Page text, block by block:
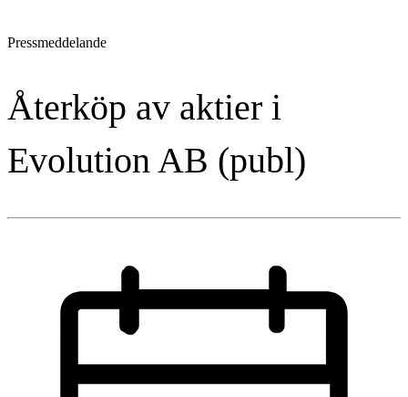
Pressmeddelande
Återköp av aktier i
Evolution AB (publ)